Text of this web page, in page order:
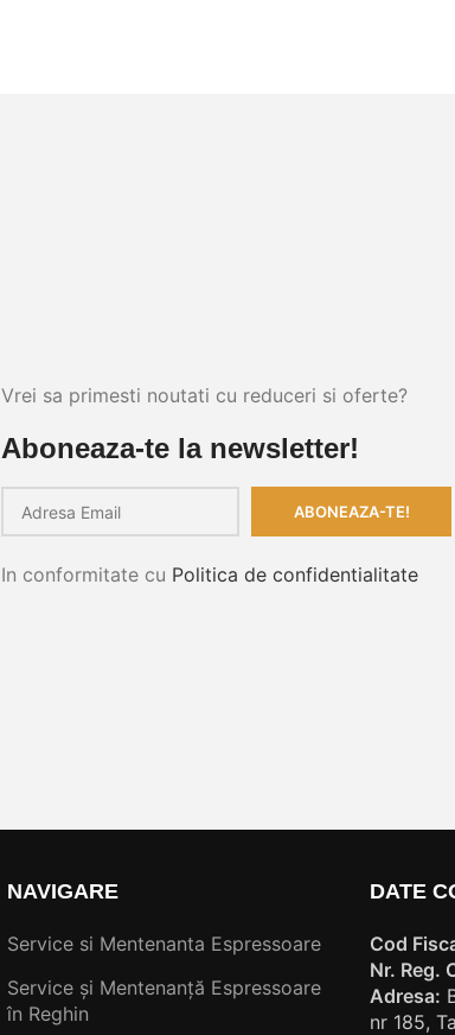
Vrei sa primesti noutati cu reduceri si oferte?
Aboneaza-te la newsletter!
In conformitate cu Politica de confidentialitate
NAVIGARE
Service si Mentenanta Espressoare
Service și Mentenanță Espressoare
în Reghin
DATE
Cod
Nr. Reg.
Adresa:
nr 185,